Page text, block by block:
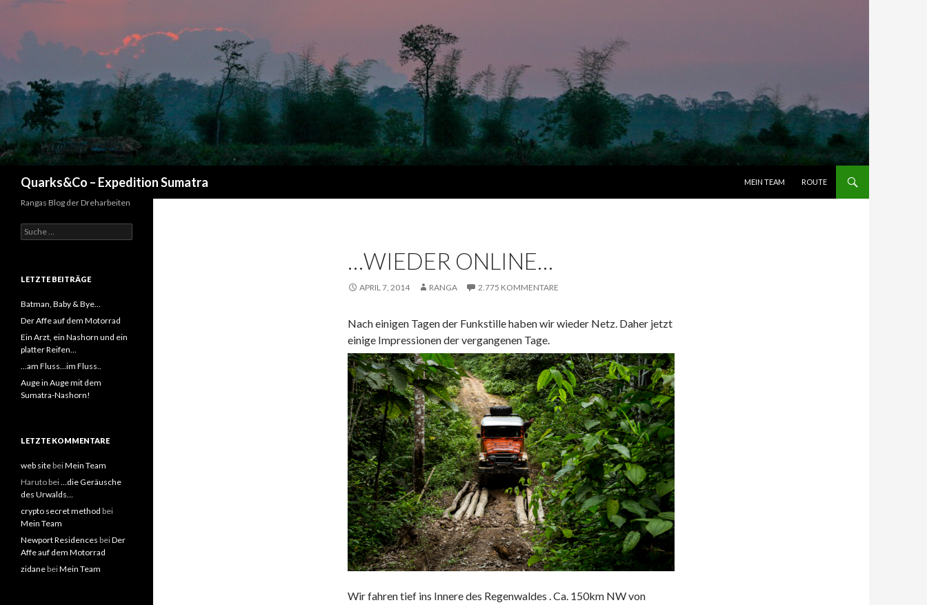
Quarks&Co – Expedition Sumatra
MEIN TEAM
ROUTE
…WIEDER ONLINE…
APRIL 7, 2014 RANGA 2.775 KOMMENTARE
Nach einigen Tagen der Funkstille haben wir wieder Netz. Daher jetzt
einige Impressionen der vergangenen Tage.
Wir fahren tief ins Innere des Regenwaldes . Ca. 150km NW von
Rangas Blog der Dreharbeiten
Suche nach:
LETZTE BEITRÄGE
Batman, Baby & Bye…
Der Affe auf dem Motorrad
Ein Arzt, ein Nashorn und ein
platter Reifen…
…am Fluss…im Fluss..
Auge in Auge mit dem
Sumatra-Nashorn!
LETZTE KOMMENTARE
web sitebeiMein Team
Haruto bei…die Geräusche
des Urwalds…
crypto secret method bei
Mein Team
Newport Residences beiDer
Affe auf dem Motorrad
zidanebeiMein Team